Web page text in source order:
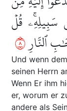
قُلۡ
ٱلنَّارِ٨
Und wenn
seinen Herrn
Wenn Er ihm
er, worum er
andere als